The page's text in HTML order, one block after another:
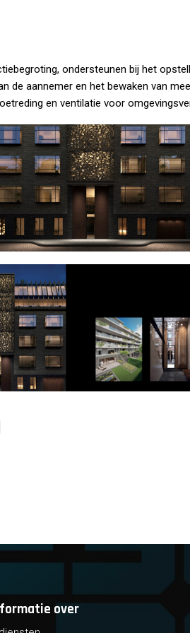
ondersteunen bij het
de aannemer en het bewaken van
en ventilatie voor
over